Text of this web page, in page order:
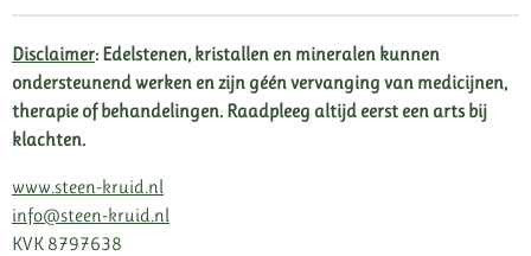
Disclaimer: Edelstenen, kristallen en mineralen kunnen
ondersteunend werken en zijn géén vervanging van medicijnen,
therapie of behandelingen. Raadpleeg altijd eerst een arts bij
klachten.
www.steen-kruid.nl
info@steen-kruid.nl
KVK 8797638